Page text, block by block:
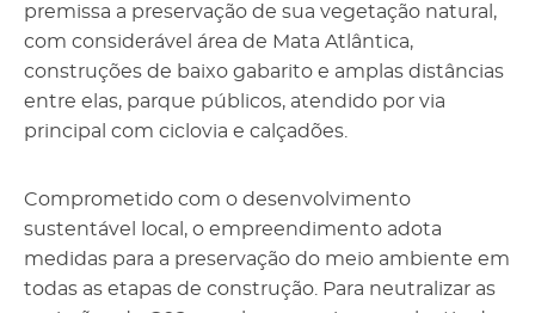
premissa a preservação de sua vegetação natural,
com considerável área de Mata Atlântica,
construções de baixo gabarito e amplas distâncias
entre elas, parque públicos, atendido por via
principal com ciclovia e calçadões.
Comprometido com o desenvolvimento
sustentável local, o empreendimento adota
medidas para a preservação do meio ambiente em
todas as etapas de construção. Para neutralizar as